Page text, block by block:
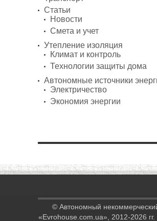
Статьи
Новости
Смета и учет
Утепление изоляция
Климат и контроль
Технологии защиты дома
Автономные источники
Электричество
Экономия энергии
© Автономный
«Evrohouse.com.ua», 2012-2026